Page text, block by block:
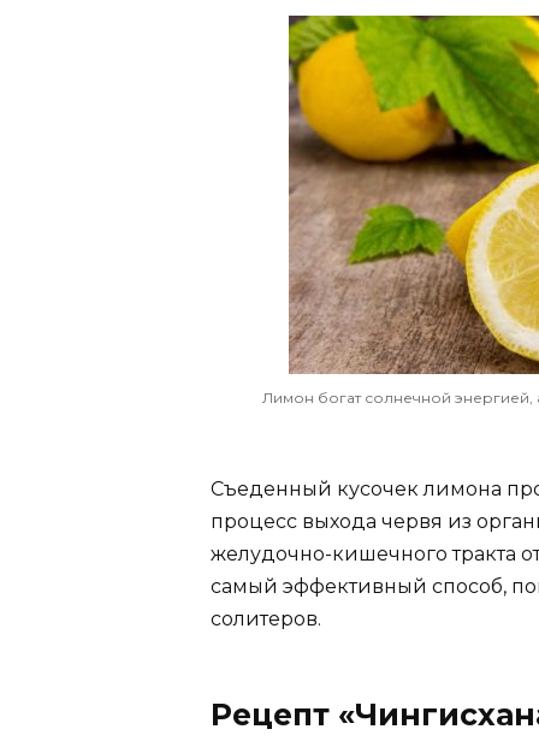
Лимон богат солнечной
Съеденный кусочек лимона
процесс выхода червя из
желудочно-кишечного тракта
самый эффективный способ,
солитеров.
Рецепт